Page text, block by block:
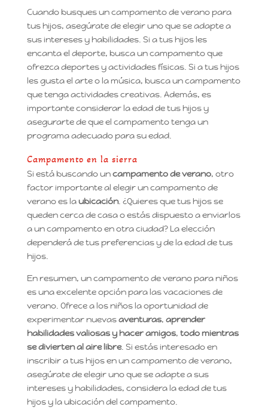
Cuando busques un campamento de verano para
tus hijos, asegúrate de elegir uno que se adapte a
sus intereses y habilidades. Si a tus hijos les
encanta el deporte, busca un campamento que
ofrezca deportes y actividades físicas. Si a tus hijos
les gusta el arte o la música, busca un campamento
que tenga actividades creativas. Además, es
importante considerar la edad de tus hijos y
asegurarte de que el campamento tenga un
programa adecuado para su edad.
Campamento en la sierra
Si está buscando uncampamento de verano, otro
factor importante al elegir un campamento de
verano es laubicación. ¿Quieres que tus hijos se
queden cerca de casa o estás dispuesto a enviarlos
a un campamento en otra ciudad? La elección
dependerá de tus preferencias y de la edad de tus
hijos.
En resumen, un campamento de verano para niños
es una excelente opción para las vacaciones de
verano. Ofrece a los niños la oportunidad de
experimentar nuevasaventuras, aprender
habilidades valiosas y hacer amigos, todo mientras
se divierten al aire libre. Si estás interesado en
inscribir a tus hijos en un campamento de verano,
asegúrate de elegir uno que se adapte a sus
intereses y habilidades, considera la edad de tus
hijos y la ubicación del campamento.